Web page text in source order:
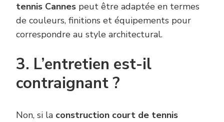
tennis Cannes peut être adaptée en termes
de couleurs, finitions et équipements pour
correspondre au style architectural.
3. L’entretien est-il
contraignant ?
Non, si la construction court de tennis